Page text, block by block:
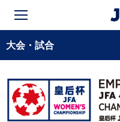
大会・試合